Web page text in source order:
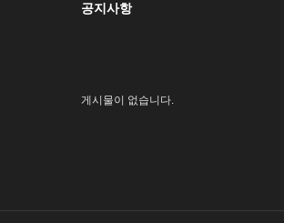
공지사항
게시물이 없습니다.